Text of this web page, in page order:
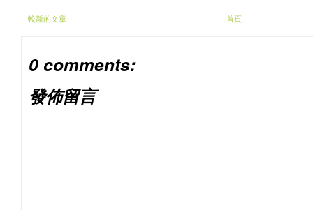
較新的文章 首頁
0 comments:
發佈留言